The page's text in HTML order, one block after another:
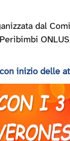
dal
inizio delle